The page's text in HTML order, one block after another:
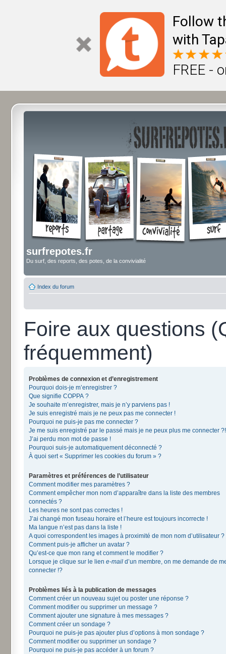
Follow
with
FREE -
surfrepotes.fr
Du surf, des reports, des potes, de la convivialité
Index du forum
Foire aux questions
fréquemment)
Problèmes de connexion et d’enregistrement
Pourquoi dois-je m’enregistrer ?
Que signifie COPPA ?
Je souhaite m’enregistrer, mais je n’y parviens pas !
Je suis enregistré mais je ne peux pas me connecter !
Pourquoi ne puis-je pas me connecter ?
Je me suis enregistré par le passé mais je ne peux plus me connecter ?!
J’ai perdu mon mot de passe !
Pourquoi suis-je automatiquement déconnecté ?
À quoi sert « Supprimer les cookies du forum » ?
Paramètres et préférences de l’utilisateur
Comment modifier mes paramètres ?
Comment empêcher mon nom d’apparaître dans la liste des membres
connectés ?
Les heures ne sont pas correctes !
J’ai changé mon fuseau horaire et l’heure est toujours incorrecte !
Ma langue n’est pas dans la liste !
A quoi correspondent les images à proximité de mon nom d’utilisateur ?
Comment puis-je afficher un avatar ?
Qu’est-ce que mon rang et comment le modifier ?
Lorsque je clique sur le lien e-mail d’un membre, on me demande de
connecter !?
Problèmes liés à la publication de messages
Comment créer un nouveau sujet ou poster une réponse ?
Comment modifier ou supprimer un message ?
Comment ajouter une signature à mes messages ?
Comment créer un sondage ?
Pourquoi ne puis-je pas ajouter plus d’options à mon sondage ?
Comment modifier ou supprimer un sondage ?
Pourquoi ne puis-je pas accéder à un forum ?